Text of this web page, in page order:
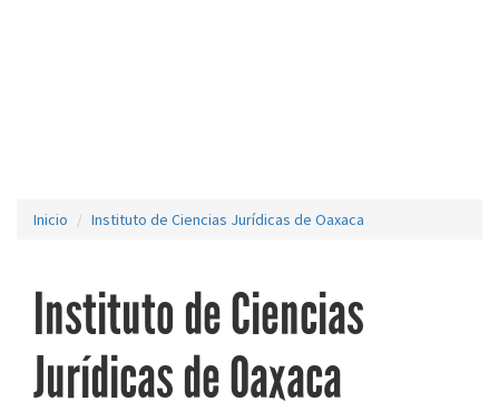
Inicio Instituto de Ciencias Jurídicas de Oaxaca
Instituto de Ciencias
Jurídicas de Oaxaca